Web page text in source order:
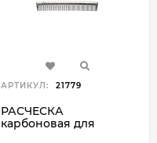
АРТИКУЛ: 21779
РАСЧЕСКА
карбоновая для